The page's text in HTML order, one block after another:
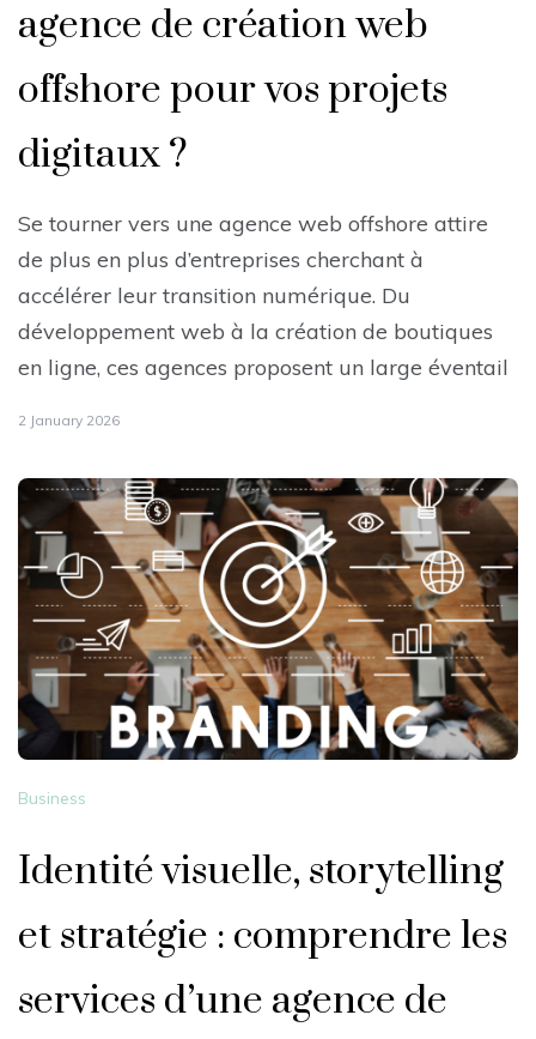
agence de création web
offshore pour vos projets
digitaux ?
Se tourner vers une agence web offshore attire
de plus en plus d’entreprises cherchant à
accélérer leur transition numérique. Du
développement web à la création de boutiques
en ligne, ces agences proposent un large éventail
2 January 2026
Business
Identité visuelle, storytelling
et stratégie : comprendre les
services d’une agence de